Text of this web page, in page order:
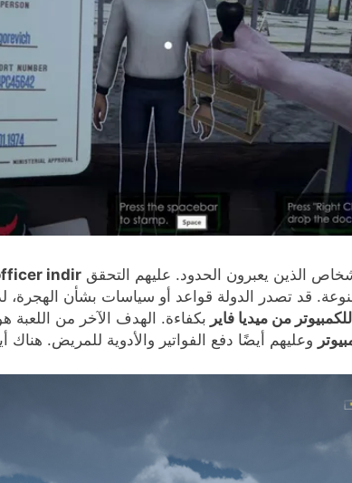
الذين يعبرون الحدود. عليهم التحقق indir
قد تصدر الدولة قواعد أو سياسات بشأن الهجرة،
بكفاءة. الهدف الآخر من اللعبة
وعليهم أيضًا دفع الفواتير والأدوية للمريض. هناك